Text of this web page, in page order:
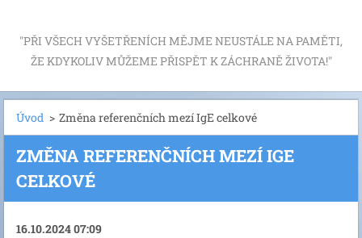
"PŘI VŠECH VYŠETŘENÍCH MĚJME NEUSTÁLE NA PAMĚTI,
ŽE KDYKOLIV MŮŽEME PŘISPĚT K ZÁCHRANĚ ŽIVOTA!"
Úvod > Změna referenčních mezí IgE celkové
ZMĚNA REFERENČNÍCH MEZÍ IGE
CELKOVÉ
16.10.2024 07:09